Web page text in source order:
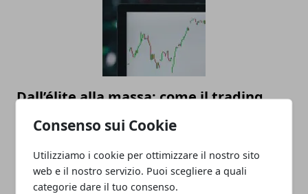
Consenso sui Cookie
Utilizziamo i cookie per ottimizzare il nostro sito
web e il nostro servizio. Puoi scegliere a quali
categorie dare il tuo consenso.
Dall’élite alla massa: come il trading
automatico sta democratizzando
l’investimento
22/07/2025